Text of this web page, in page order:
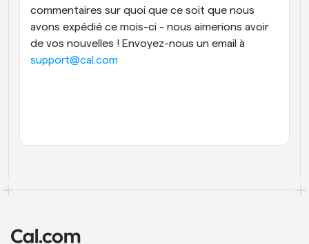
commentaires sur quoi que ce soit que nous
avons expédié ce mois-ci - nous aimerions avoir
support@cal.com